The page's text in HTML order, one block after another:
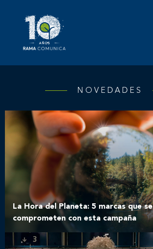
NOVEDADES
La Hora del Planeta: 5 marcas que se
comprometen con esta campaña